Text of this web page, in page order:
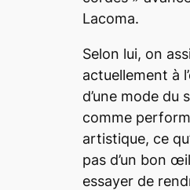
Lacoma.
Selon lui, on
actuellement à
d’une mode du
comme
artistique, ce
pas d’un bon
essayer de